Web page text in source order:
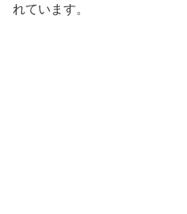
れています。